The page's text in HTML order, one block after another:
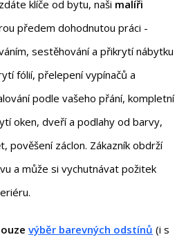
klíče od bytu, naši malíři
předem dohodnutou práci -
sestěhování a přikrytí nábytku
fólií, přelepení vypínačů a
podle vašeho přání, kompletní
oken, dveří a podlahy od barvy,
pověšení záclon. Zákazník obdrží
a může si vychutnávat požitek
výběr barevných odstínů (i s